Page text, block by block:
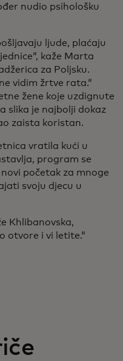
nudio psihološku
ljude, plaćaju
kaže Marta
za Poljsku.
vidim žrtve rata.“
žene koje uzdignute
slika je najbolji dokaz
zaista koristan.
vratila kući u
program se
početak za mnoge
svoju djecu u
Khlibanovska,
otvore i vi letite.“